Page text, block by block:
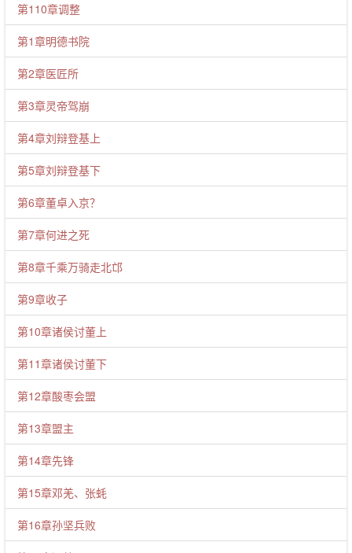
第110章调整
第1章明德书院
第2章医匠所
第3章灵帝驾崩
第4章刘辩登基上
第5章刘辩登基下
第6章董卓入京？
第7章何进之死
第8章千乘万骑走北邙
第9章收子
第10章诸侯讨董上
第11章诸侯讨董下
第12章酸枣会盟
第13章盟主
第14章先锋
第15章邓羌、张蚝
第16章孙坚兵败